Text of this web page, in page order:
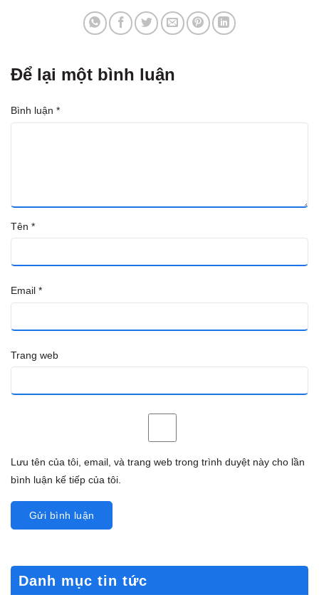
Để lại một bình luận
Bình luận *
Tên *
Email *
Trang web
Lưu tên của tôi, email, và trang web trong trình duyệt này cho lần
bình luận kế tiếp của tôi.
Danh mục tin tức